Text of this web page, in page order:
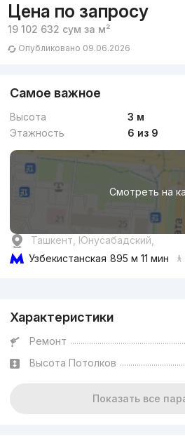
Цена по запросу
19 102 632 сум за м²
Опубликовано 09.06.2026
Самое важное
Высота
3 м
Этажность
6 из 9
Смотреть на
Ташкент, Юнусабадский,
Узбекистанская 895 м 11 мин
Характеристики
Ремонт
Высота Потолков
Показать все